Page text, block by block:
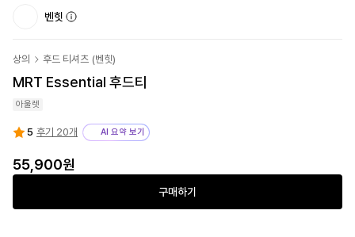
벤힛
상의 후드 티셔츠 (벤힛)
MRT Essential 후드티
아울렛
5 후기 20개 AI 요약 보기
55,900원
구매하기